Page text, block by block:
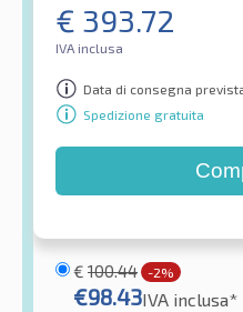
€ 393.72
IVA inclusa
Data di consegna
Spedizione gratuita
€ 100.44 -2%
€98.43IVA inclusa*